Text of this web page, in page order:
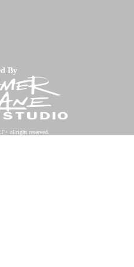
By
allright reserved.